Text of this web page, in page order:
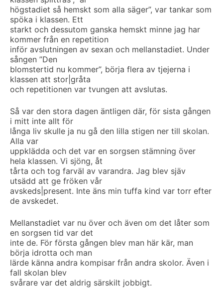
högstadiet så hemskt som alla säger”, var tankar som
spöka i klassen. Ett
starkt och dessutom ganska hemskt minne jag har
kommer från en repetition
inför avslutningen av sexan och mellanstadiet. Under
sången ”Den
blomstertid nu kommer”, börja flera av tjejerna i
klassen att stor|gråta
och repetitionen var tvungen att avslutas.
Så var den stora dagen äntligen där, för sista gången
i mitt inte allt för
långa liv skulle ja nu gå den lilla stigen ner till skolan.
Alla var
uppklädda och det var en sorgsen stämning över
hela klassen. Vi sjöng, åt
tårta och tog farväl av varandra. Jag blev sjäv
utsädd att ge fröken vår
avskeds|present. Inte äns min tuffa kind var torr efter
de avskedet.
Mellanstadiet var nu över och även om det låter som
en sorgsen tid var det
inte de. För första gången blev man här kär, man
börja idrotta och man
lärde känna andra kompisar från andra skolor. Även i
fall skolan blev
svårare var det aldrig särskilt jobbigt.